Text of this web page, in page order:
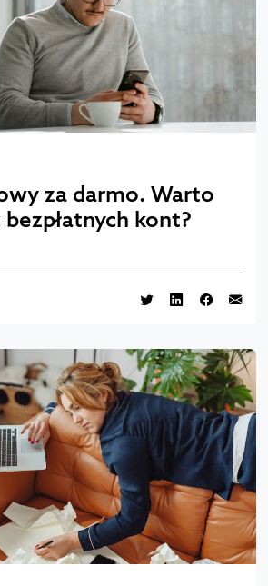
za darmo. Warto
kont?